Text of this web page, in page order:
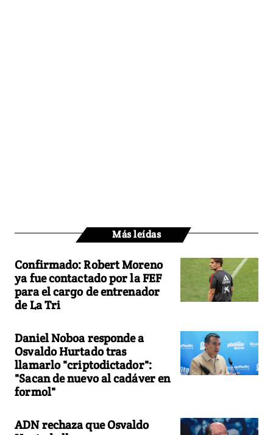
Más leídas
Confirmado: Robert Moreno
ya fue contactado por la FEF
para el cargo de entrenador
de La Tri
Daniel Noboa responde a
Osvaldo Hurtado tras
llamarlo "criptodictador":
"Sacan de nuevo al cadáver en
formol"
ADN rechaza que Osvaldo